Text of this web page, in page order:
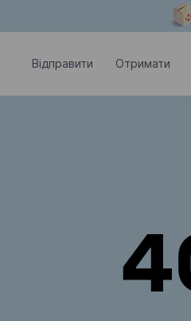
Відправити Отримати